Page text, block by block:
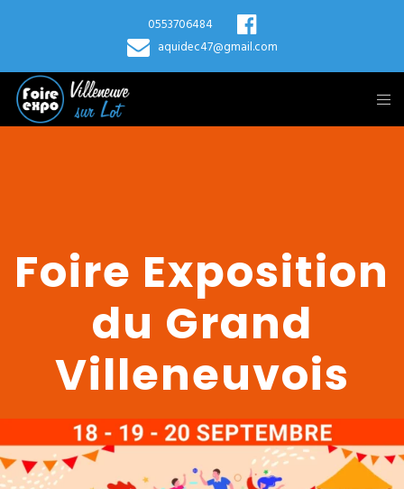
0553706484
aquidec47@gmail.com
Foire Exposition
du Grand
Villeneuvois